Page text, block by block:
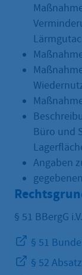
Büro und
Angaben
§ 51 BBergG
§ 51
§ 52